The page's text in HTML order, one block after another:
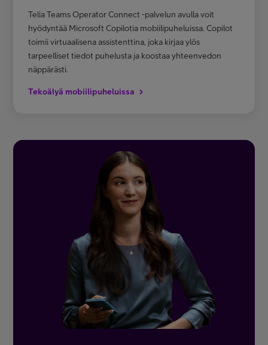
Telia Teams Operator Connect -palvelun avulla voit
hyödyntää Microsoft Copilotia mobiilipuheluissa. Copilot
toimii virtuaalisena assistenttina, joka kirjaa ylös
tarpeelliset tiedot puhelusta ja koostaa yhteenvedon
näppärästi.
Tekoälyä mobiilipuheluissa